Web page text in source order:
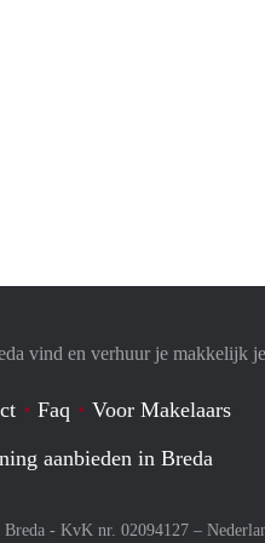
vind en verhuur je makkelijk
Faq
Voor Makelaars
aanbieden in Breda
- KvK nr. 02094127 –